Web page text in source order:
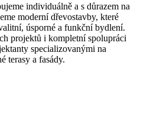
individuálně a s důrazem na
moderní dřevostavby, které
úsporné a funkční bydlení.
projektů i kompletní spolupráci
specializovanými na
terasy a fasády.